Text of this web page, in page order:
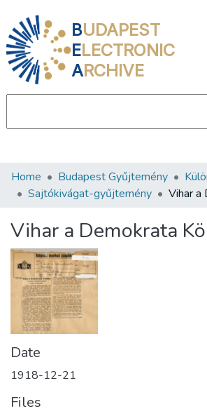
BUDAPEST
ELECTRONIC
ARCHIVE
Communities & Collections
Statistics
About us
Home Budapest Gyűjtemény
Sajtókivágat-gyűjtemény
Vihar a
Vihar a Demokrata
Date
1918-12-21
Files